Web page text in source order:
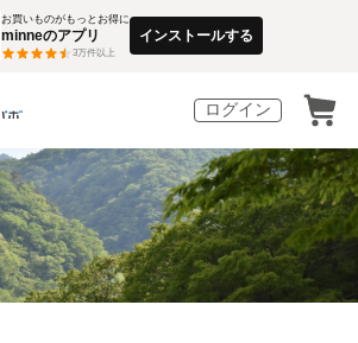
お買いものがもっとお得に
minneのアプリ
3万件以上
インストールする
ログイン